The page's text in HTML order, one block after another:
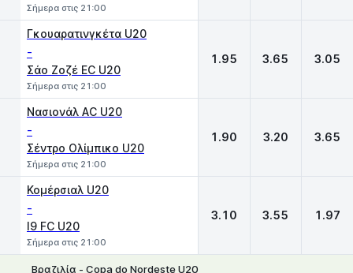
Σήμερα στις 21:00
Γκουαρατινγκέτα U20
-
Σάο Ζοζέ EC U20
Σήμερα στις 21:00
1.95 3.65 3.05
Νασιονάλ AC U20
-
Σέντρο Ολίμπικο U20
Σήμερα στις 21:00
1.90 3.20 3.65
Κομέρσιαλ U20
-
I9 FC U20
Σήμερα στις 21:00
3.10 3.55 1.97
Βραζιλία - Copa do Nordeste U20